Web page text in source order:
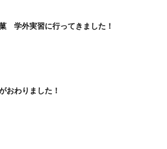
学外実習に行ってきました！
おわりました！